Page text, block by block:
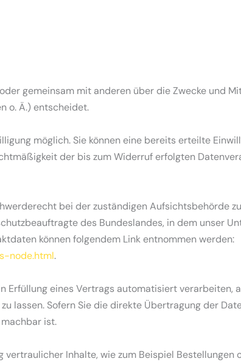
gemeinsam mit anderen über die Zwecke und
o. Ä.) entscheidet.
möglich. Sie können eine bereits erteilte
der bis zum Widerruf erfolgten
bei der zuständigen Aufsichtsbehörde
des Bundeslandes, in dem unser
können folgendem Link entnommen werden:
node.html.
Erfüllung eines Vertrags automatisiert verarbeiten,
lassen. Sofern Sie die direkte Übertragung der
ist.
Inhalte, wie zum Beispiel Bestellungen